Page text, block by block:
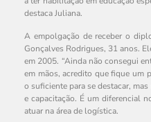
destaca Juliana.
A empolgação de receber o
Gonçalves Rodrigues, 31 anos.
em 2005. “Ainda não consegui
em mãos, acredito que fique um
o suficiente para se destacar,
e capacitação. É um diferencial
atuar na área de logística.